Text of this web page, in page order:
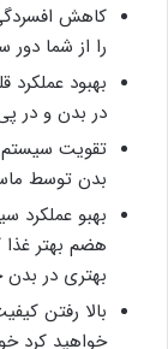
کاهش
را از شما دور
بهبود
در بدن و در
تقویت
بدن توسط
بهبو عملکرد
هضم بهتر
بهتری در
بالا رفتن
خواهید کرد